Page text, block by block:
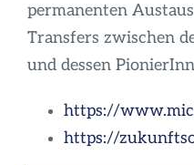
permanenten
Transfers zwischen
und dessen
https://
https://